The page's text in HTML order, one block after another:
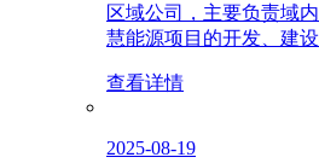
区域公司，主要负责域
慧能源项目的开发、建设
查看详情
2025-08-19